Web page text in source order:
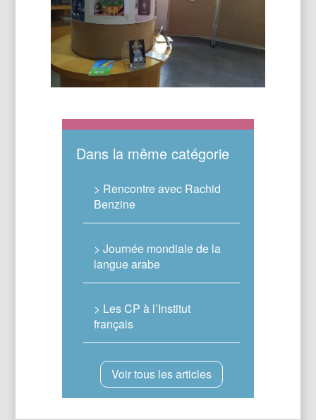
Dans la même catégorie
> Rencontre avec Rachid
Benzine
> Journée mondiale de la
langue arabe
> Les CP à l’Institut
français
Voir tous les articles